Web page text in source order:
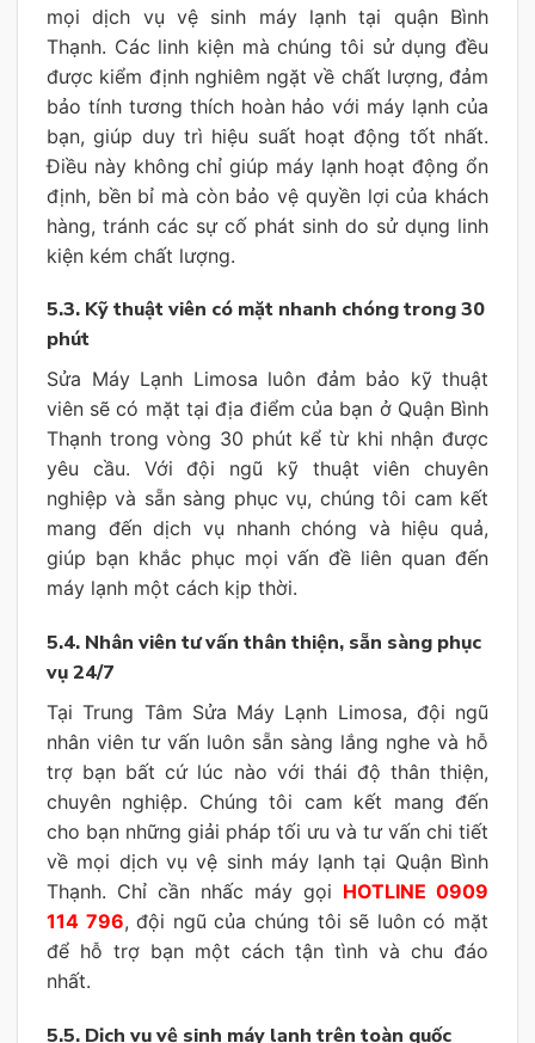
mọi dịch vụ vệ sinh máy lạnh tại quận Bình
Thạnh. Các linh kiện mà chúng tôi sử dụng đều
được kiểm định nghiêm ngặt về chất lượng, đảm
bảo tính tương thích hoàn hảo với máy lạnh của
bạn, giúp duy trì hiệu suất hoạt động tốt nhất.
Điều này không chỉ giúp máy lạnh hoạt động ổn
định, bền bỉ mà còn bảo vệ quyền lợi của khách
hàng, tránh các sự cố phát sinh do sử dụng linh
kiện kém chất lượng.
5.3. Kỹ thuật viên có mặt nhanh chóng trong 30
phút
Sửa Máy Lạnh Limosa luôn đảm bảo kỹ thuật
viên sẽ có mặt tại địa điểm của bạn ở Quận Bình
Thạnh trong vòng 30 phút kể từ khi nhận được
yêu cầu. Với đội ngũ kỹ thuật viên chuyên
nghiệp và sẵn sàng phục vụ, chúng tôi cam kết
mang đến dịch vụ nhanh chóng và hiệu quả,
giúp bạn khắc phục mọi vấn đề liên quan đến
máy lạnh một cách kịp thời.
5.4. Nhân viên tư vấn thân thiện, sẵn sàng phục
vụ 24/7
Tại Trung Tâm Sửa Máy Lạnh Limosa, đội ngũ
nhân viên tư vấn luôn sẵn sàng lắng nghe và hỗ
trợ bạn bất cứ lúc nào với thái độ thân thiện,
chuyên nghiệp. Chúng tôi cam kết mang đến
cho bạn những giải pháp tối ưu và tư vấn chi tiết
về mọi dịch vụ vệ sinh máy lạnh tại Quận Bình
Thạnh. Chỉ cần nhấc máy gọi HOTLINE 0909
114 796, đội ngũ của chúng tôi sẽ luôn có mặt
để hỗ trợ bạn một cách tận tình và chu đáo
nhất.
5.5. Dịch vụ vệ sinh máy lạnh trên toàn quốc